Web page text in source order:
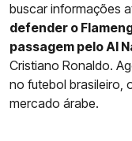
buscar informações
defender o
passagem pelo Al
Cristiano Ronaldo.
no futebol brasileiro,
mercado árabe.